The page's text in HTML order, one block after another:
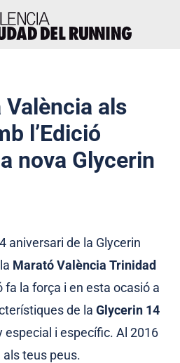
als
l’Edició
nova Glycerin
aniversari de la Glycerin
Marató València Trinidad
fa la força i en esta ocasió a
de laGlycerin 14
especial i específic. Al 2016
als teus peus.